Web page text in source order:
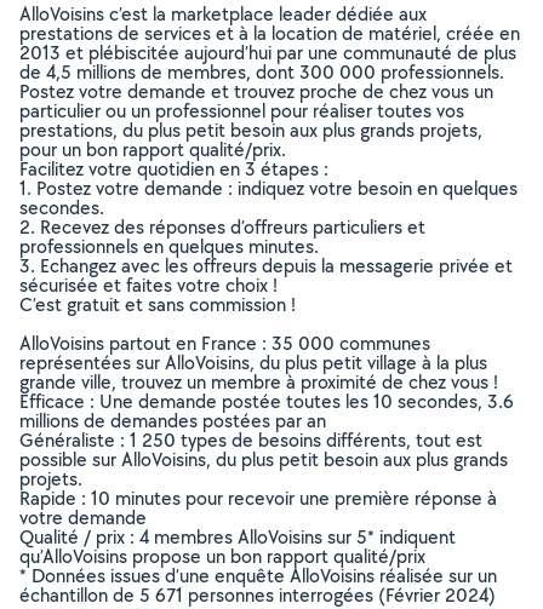
AlloVoisins c’est la marketplace leader dédiée aux
prestations de services et à la location de matériel, créée en
2013 et plébiscitée aujourd’hui par une communauté de plus
de 4,5 millions de membres, dont 300 000 professionnels.
Postez votre demande et trouvez proche de chez vous un
particulier ou un professionnel pour réaliser toutes vos
prestations, du plus petit besoin aux plus grands projets,
pour un bon rapport qualité/prix.
Facilitez votre quotidien en 3 étapes :
1. Postez votre demande : indiquez votre besoin en quelques
secondes.
2. Recevez des réponses d’offreurs particuliers et
professionnels en quelques minutes.
3. Echangez avec les offreurs depuis la messagerie privée et
sécurisée et faites votre choix !
C’est gratuit et sans commission !
AlloVoisins partout en France : 35 000 communes
représentées sur AlloVoisins, du plus petit village à la plus
grande ville, trouvez un membre à proximité de chez vous !
Efficace : Une demande postée toutes les 10 secondes, 3.6
millions de demandes postées par an
Généraliste : 1 250 types de besoins différents, tout est
possible sur AlloVoisins, du plus petit besoin aux plus grands
projets.
Rapide : 10 minutes pour recevoir une première réponse à
votre demande
Qualité / prix : 4 membres AlloVoisins sur 5* indiquent
qu’AlloVoisins propose un bon rapport qualité/prix
* Données issues d’une enquête AlloVoisins réalisée sur un
échantillon de 5 671 personnes interrogées (Février 2024)